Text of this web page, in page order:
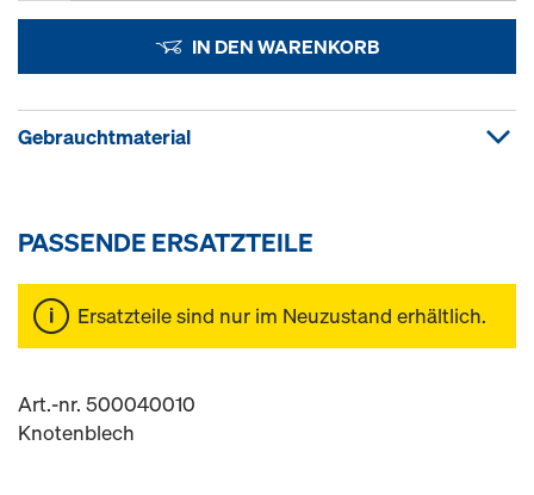
IN DEN WARENKORB
Gebrauchtmaterial
PASSENDE ERSATZTEILE
Ersatzteile sind nur im Neuzustand erhältlich.
Art.-nr. 500040010
Knotenblech